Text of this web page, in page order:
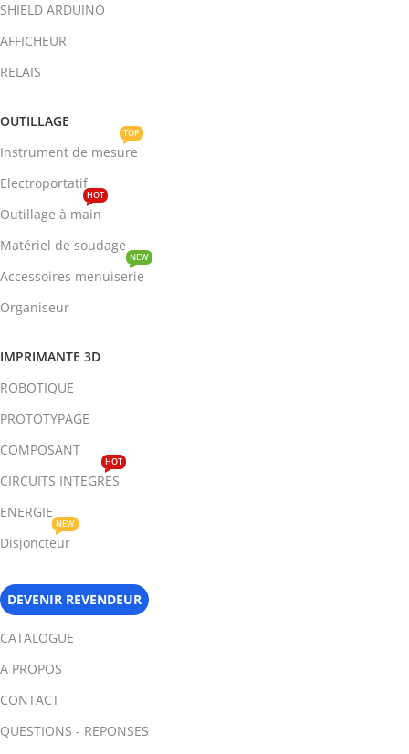
SHIELD ARDUINO
AFFICHEUR
RELAIS
OUTILLAGE
Instrument de mesure
TOP
Electroportatif
Outillage à main
HOT
Matériel de soudage
Accessoires menuiserie
NEW
Organiseur
IMPRIMANTE 3D
ROBOTIQUE
PROTOTYPAGE
COMPOSANT
CIRCUITS INTEGRES
HOT
ENERGIE
Disjoncteur
NEW
DEVENIR REVENDEUR
CATALOGUE
A PROPOS
CONTACT
QUESTIONS - REPONSES